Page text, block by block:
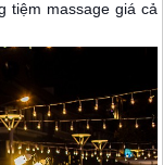
tiệm massage giá cả